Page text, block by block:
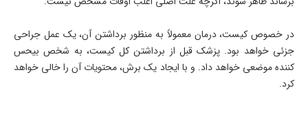
در خصوص کیست، درمان معمولاً به منظور برداشتن آن، یک عمل جراحی
جزئی خواهد بود. پزشک قبل از برداشتن کل کیست، به شخص بیحس
کننده موضعی خواهد داد. و با ایجاد یک برش، محتویات آن را خالی خواهد
کرد.